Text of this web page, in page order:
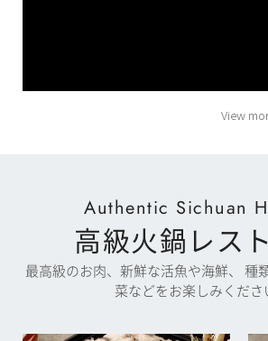
View
Authentic Sichuan
高級火鍋レス
最高級のお肉、新鮮な活魚や海鮮、 種
菜などをお楽しみくださ